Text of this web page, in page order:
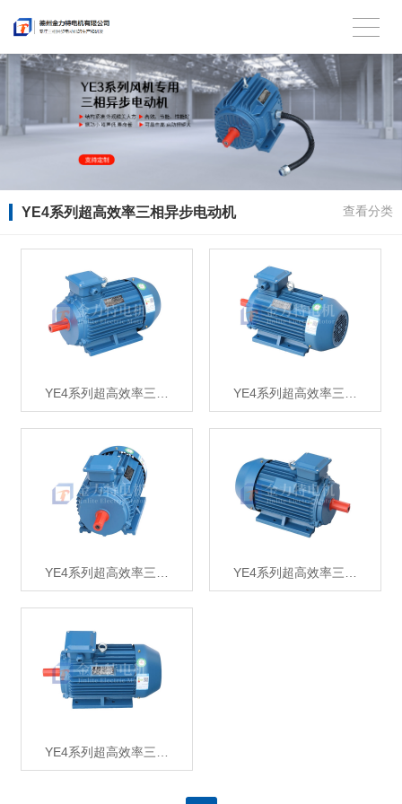
YE4系列超高效率三相异步电动机 查看分类
YE4系列超高效率三… YE4系列超高效率三…
YE4系列超高效率三… YE4系列超高效率三…
YE4系列超高效率三…